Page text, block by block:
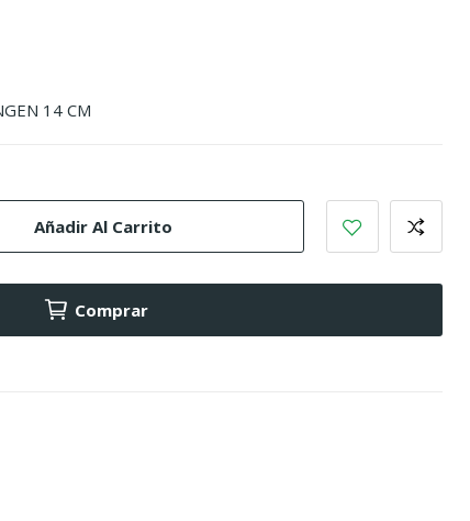
14 CM
Añadir Al Carrito
Comprar